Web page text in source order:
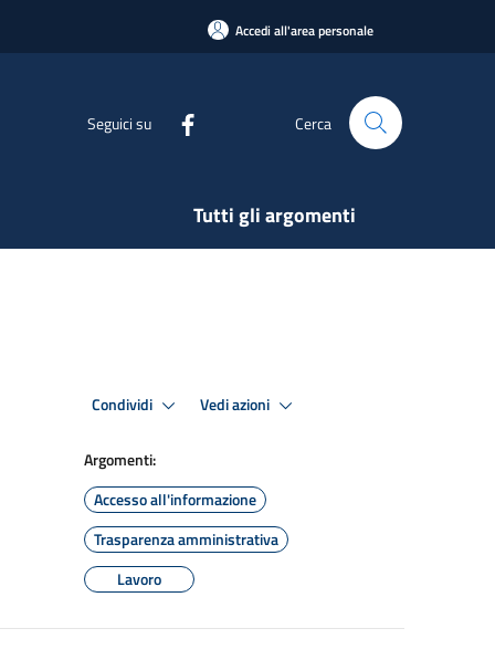
Accedi all'area personale
Seguici su Cerca
Tutti gli argomenti
Condividi Vedi azioni
Argomenti:
Accesso all'informazione
Trasparenza amministrativa
Lavoro